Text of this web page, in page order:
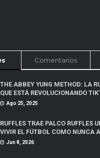
Comentarios
THE ABBEY YUNG METHOD: LA
QUE ESTÁ REVOLUCIONANDO
Ago 25, 2025
RUFFLES TRAE PALCO RUFFLES
VIVIR EL FÚTBOL COMO NUNCA
Jun 8, 2026